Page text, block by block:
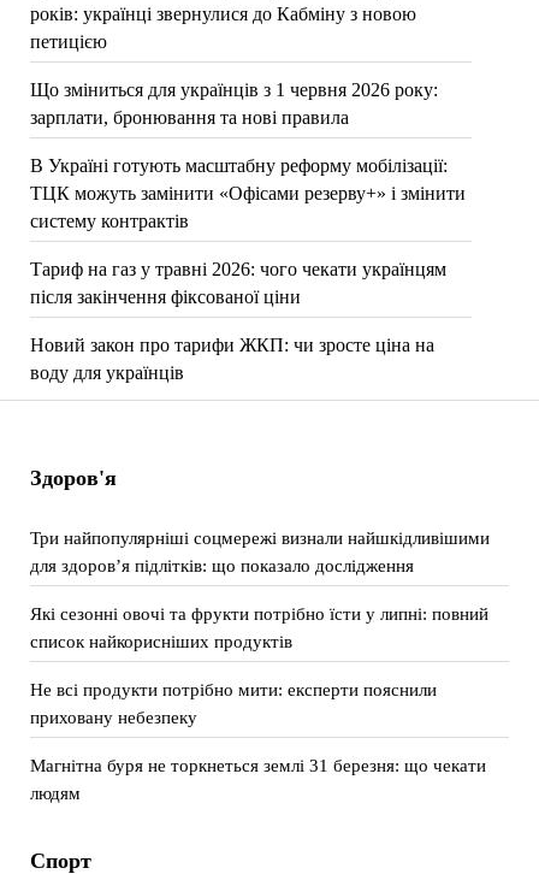
років: українці звернулися до Кабміну з новою
петицією
Що зміниться для українців з 1 червня 2026 року:
зарплати, бронювання та нові правила
В Україні готують масштабну реформу мобілізації:
ТЦК можуть замінити «Офісами резерву+» і змінити
систему контрактів
Тариф на газ у травні 2026: чого чекати українцям
після закінчення фіксованої ціни
Новий закон про тарифи ЖКП: чи зросте ціна на
воду для українців
Здоров'я
Три найпопулярніші соцмережі визнали найшкідливішими
для здоров’я підлітків: що показало дослідження
Які сезонні овочі та фрукти потрібно їсти у липні: повний
список найкорисніших продуктів
Не всі продукти потрібно мити: експерти пояснили
приховану небезпеку
Магнітна буря не торкнеться землі 31 березня: що чекати
людям
Спорт